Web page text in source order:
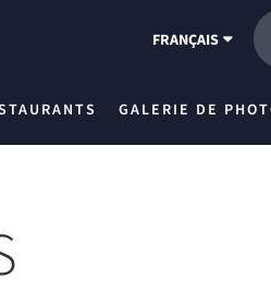
FRANÇAIS
GALERIE DE